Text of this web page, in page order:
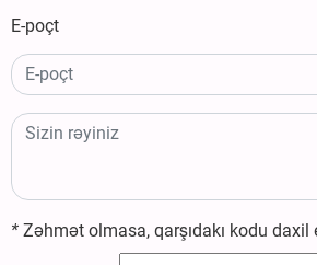
E-poçt
* Zəhmət olmasa, qarşıdakı kodu daxil